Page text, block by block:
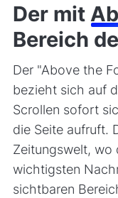
Der mit
Bereich
Der "Above the
bezieht sich auf
Scrollen sofort
die Seite aufruft.
Zeitungswelt, wo
wichtigsten
sichtbaren